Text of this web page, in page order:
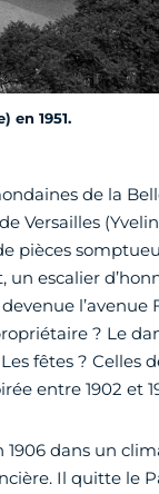
en 1951.
de la
Versailles
pièces
un escalier
l’avenue
? Le
fêtes ? Celles
entre 1902 et
dans un
Il quitte le